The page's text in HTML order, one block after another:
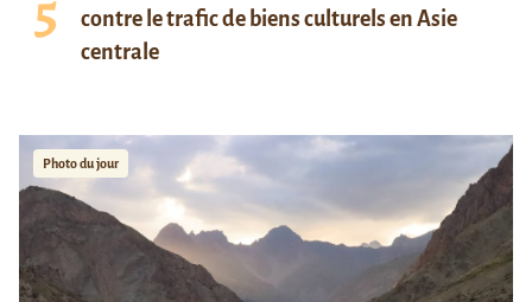
contre le trafic de biens culturels en Asie
centrale
Photo du jour